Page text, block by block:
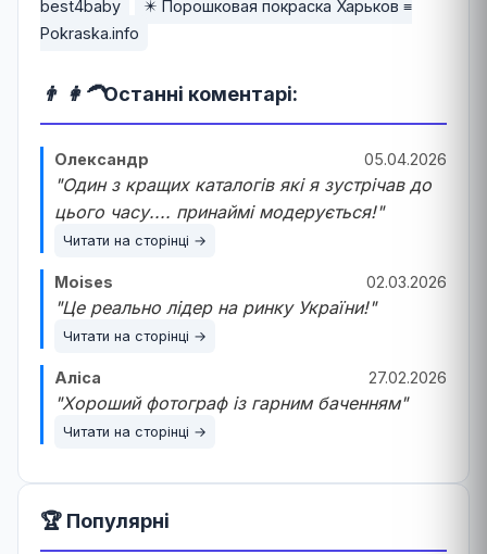
best4baby
✴️ Порошковая покраска Харьков ≡
Pokraska.info
👨 👩‍🦱Останні коментарі:
Олександр 05.04.2026
"Один з кращих каталогів які я зустрічав до
цього часу.... принаймі модерується!"
Читати на сторінці →
Moises 02.03.2026
"Це реально лідер на ринку України!"
Читати на сторінці →
Аліса 27.02.2026
"Хороший фотограф із гарним баченням"
Читати на сторінці →
🏆 Популярні